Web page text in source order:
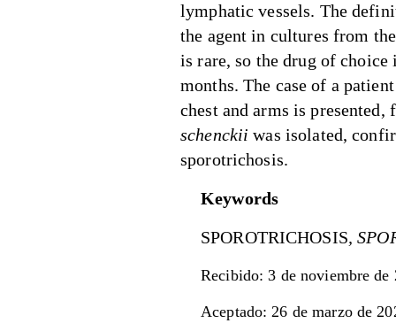
lymphatic vessels. The
the agent in cultures from
is rare, so the drug of
months. The case of a
chest and arms is
schenckii was isolated,
sporotrichosis.
Keywords
SPOROTRICHOSIS,
Recibido: 3 de noviembre de
Aceptado: 26 de marzo de